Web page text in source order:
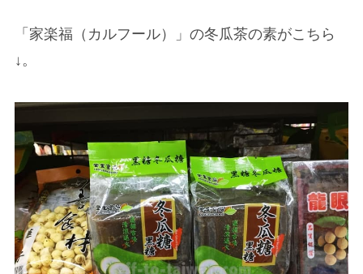
「家楽福（カルフール）」の冬瓜茶の素がこちら
↓。